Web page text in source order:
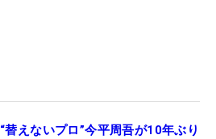
“替えないプロ”今平周吾が10年ぶり